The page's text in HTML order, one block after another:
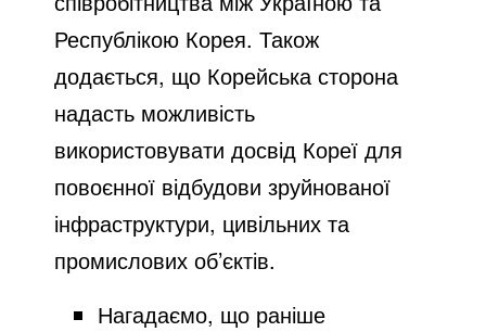
Республікою Корея. Також
додається, що Корейська сторона
надасть можливість
використовувати досвід Кореї для
повоєнної відбудови зруйнованої
інфраструктури, цивільних та
промислових об’єктів.
Нагадаємо, що раніше